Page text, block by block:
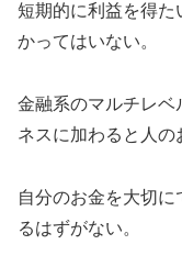
短期的に利益を得た
かってはいない。
金融系のマルチレベ
ネスに加わると人の
自分のお金を大切
るはずがない。